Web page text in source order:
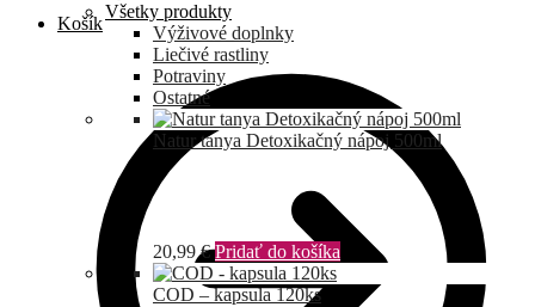
Košík
Všetky produkty
Výživové doplnky
Liečivé rastliny
Potraviny
Ostatné
Natur tanya Detoxikačný nápoj 500ml
20,99€ Pridať do košíka
COD – kapsula 120ks